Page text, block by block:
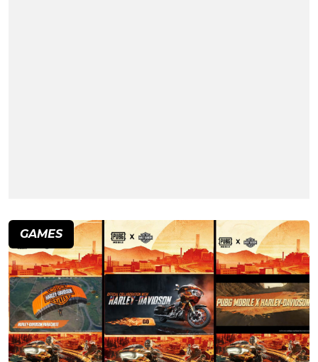
GAMES